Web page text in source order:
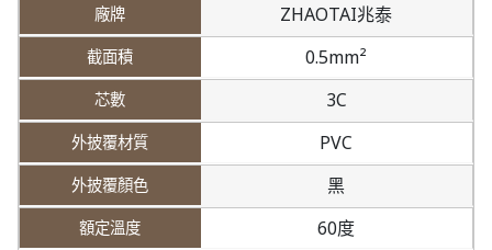
ZHAOTAI兆泰
0.5mm²
3C
PVC
黑
60度